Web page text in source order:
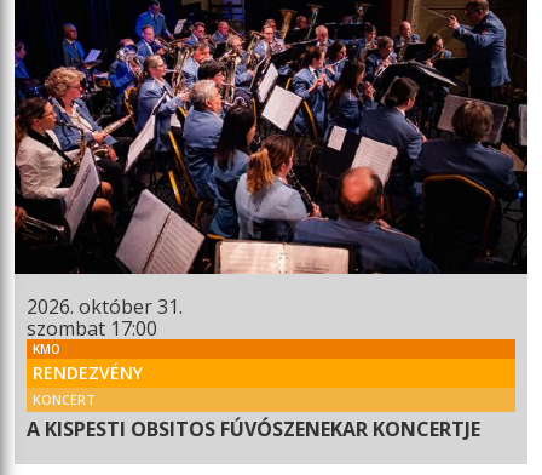
2026. október 31.
szombat 17:00
KMO
RENDEZVÉNY
KONCERT
A KISPESTI OBSITOS FÚVÓSZENEKAR KONCERTJE